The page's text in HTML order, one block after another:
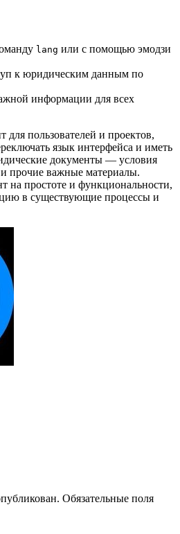
lang или с помощью эмодзи
к юридическим данным по
информации для всех
для пользователей и проектов,
язык интерфейса и иметь
документы — условия
прочие важные материалы.
на простоте и функциональности,
в существующие процессы и
Обязательные поля